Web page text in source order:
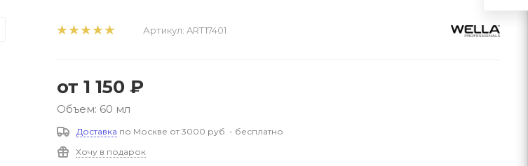
Артикул: ART17401
от 1 150 ₽
Объем: 60 мл
Доставка по Москве от 3000 руб. - бесплатно
Хочу в подарок